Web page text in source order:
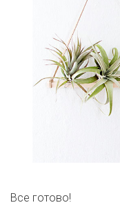
Все готово!